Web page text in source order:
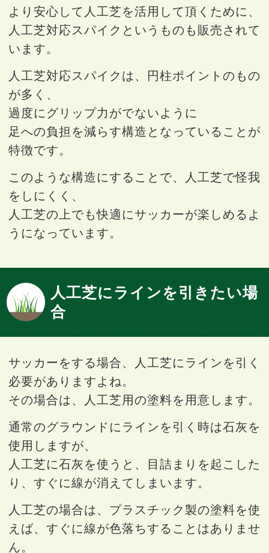
より安心して人工芝を活用して頂くために、
人工芝対応スパイクというものも販売されて
います。
人工芝対応スパイクは、円柱ポイントのもの
が多く、
過度にグリップ力がでないように
足への負担を減らす構造となっていることが
特徴です。
このような構造にすることで、人工芝で怪我
をしにくく、
人工芝の上でも快適にサッカーが楽しめるよ
うになっています。
人工芝にラインを引きたい場
合
サッカーをする場合、人工芝にラインを引く
必要がありますよね。
その場合は、人工芝用の塗料を用意します。
通常のグラウンドにラインを引く時は石灰を
使用しますが、
人工芝に石灰を使うと、目詰まりを起こした
り、すぐに線が消えてしまいます。
人工芝の場合は、プラスチック製の塗料を使
えば、すぐに線が色落ちすることはありませ
ん。